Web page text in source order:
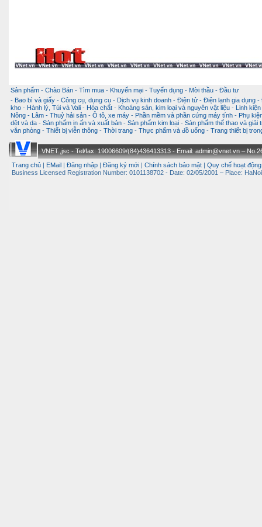
Sản phẩm - Chào Bán - Tìm mua - Khuyến mại - Tuyển dụng - Mời thầu - Đầu tư
- Bao bì và giấy - Công cụ, dụng cụ - Dịch vụ kinh doanh - Điện tử - Điện lạnh gia dụng -
kho - Hành lý, Túi và Vali - Hóa chất - Khoáng sản, kim loại và nguyên vật liệu -
Linh
Nông - Lâm - Thuỷ hải sản - Ô tô, xe máy - Phần mềm và phần cứng máy tính - Phụ
dệt và da - Sản phẩm in ấn và xuất bản - Sản phẩm kim loại - Sản phẩm thể thao và giải
văn phòng - Thiết bị viễn thông - Thời trang - Thực phẩm và đồ uống - Trang thiết bị
VNET.,jsc - Tel/fax: 19006609/(84)436413313 - Email: admin@vnet.vn –
Trang chủ
EMail Đăng nhập Đăng ký mới Chính sách bảo mật Quy chế hoạt động
Business Licensed Registration Number: 0101138702 - Date: 02/05/2001 – Place: